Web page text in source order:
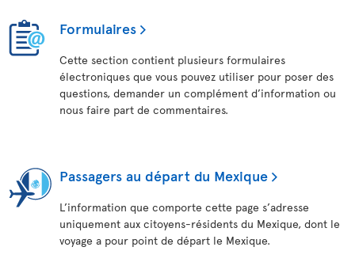
Formulaires
Cette section contient plusieurs formulaires
électroniques que vous pouvez utiliser pour poser des
questions, demander un complément d’information ou
nous faire part de commentaires.
Passagers au départ du Mexique
L’information que comporte cette page s’adresse
uniquement aux citoyens-résidents du Mexique, dont le
voyage a pour point de départ le Mexique.